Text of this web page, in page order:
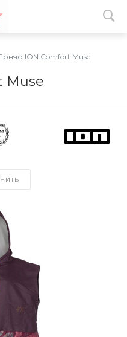
ION Comfort Muse
Muse